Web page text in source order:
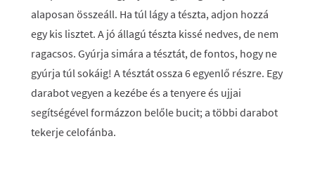
alaposan összeáll. Ha túl lágy a tészta, adjon hozzá
egy kis lisztet. A jó állagú tészta kissé nedves, de nem
ragacsos. Gyúrja simára a tésztát, de fontos, hogy ne
gyúrja túl sokáig! A tésztát ossza 6 egyenlő részre. Egy
darabot vegyen a kezébe és a tenyere és ujjai
segítségével formázzon belőle bucit; a többi darabot
tekerje celofánba.